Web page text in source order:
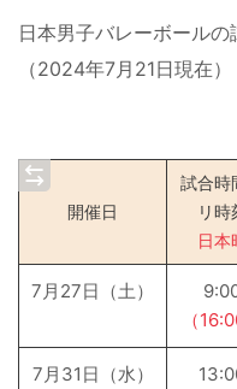
日本男子バレーボールの
（2024年7月21日現在）
開催日
試合時
リ時
日本
7月27日（土）
（
7月31日（水）